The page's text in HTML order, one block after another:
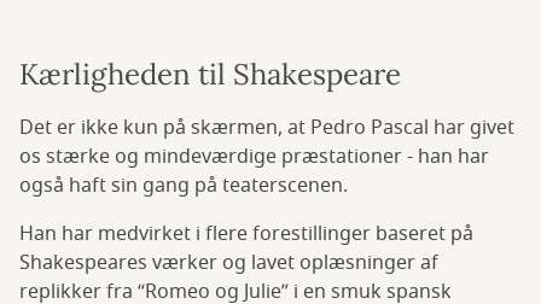
Kærligheden til Shakespeare
Det er ikke kun på skærmen, at Pedro Pascal har givet
os stærke og mindeværdige præstationer - han har
også haft sin gang på teaterscenen.
Han har medvirket i flere forestillinger baseret på
Shakespeares værker og lavet oplæsninger af
replikker fra “Romeo og Julie” i en smuk spansk